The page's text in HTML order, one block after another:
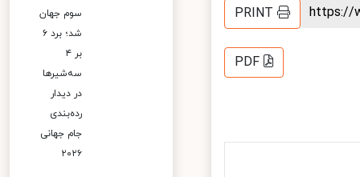
PRINT
PDF
سوم جهان
شد؛ برد ۶
بر ۴
سه‌شیرها
در دیدار
رده‌بندی
جام جهانی
۲۰۲۶